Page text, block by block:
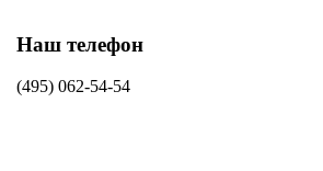
Наш телефон
(495) 062-54-54